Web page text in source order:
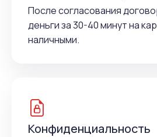
После согласования
деньги за 30-40 минут на
наличными.
Конфиденциальность